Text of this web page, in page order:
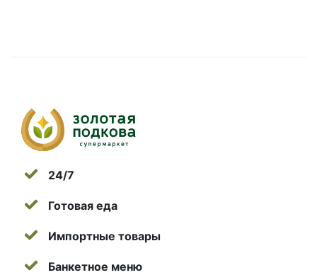
24/7
Готовая еда
Импортные товары
Банкетное меню